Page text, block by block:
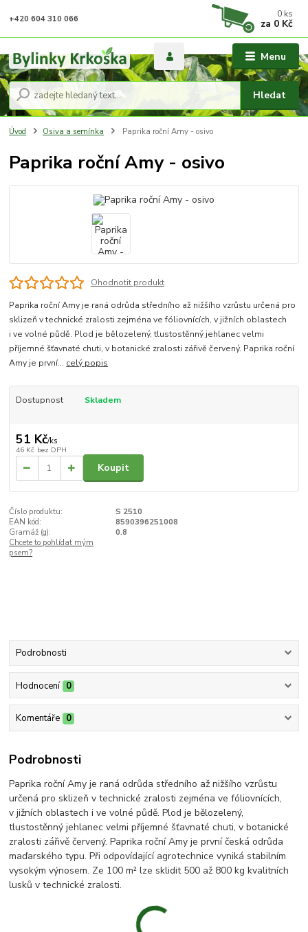
Menu
Hledat
+420 604 310 066 0 ks
za 0 Kč
Úvod Osiva a semínka Paprika roční Amy - osivo
Paprika roční Amy - osivo
Ohodnotit produkt
Paprika roční Amy je raná odrůda středního až nižšího vzrůstu určená pro
sklizeň v technické zralosti zejména ve fóliovnících, v jižních oblastech
i ve volné půdě. Plod je bělozelený, tlustostěnný jehlanec velmi
příjemné šťavnaté chuti, v botanické zralosti zářivě červený. Paprika roční
Amy je první... celý popis
Dostupnost Skladem
51 Kč/ks
46 Kč bez DPH
Koupit
Číslo produktu:
S 2510
EAN kód:
8590396251008
Gramáž (g):
0.8
Chcete to pohlídat mým
psem?
Podrobnosti
Hodnocení 0
Komentáře 0
Podrobnosti
Paprika roční Amy je raná odrůda středního až nižšího vzrůstu
určená pro sklizeň v technické zralosti zejména ve fóliovnících,
v jižních oblastech i ve volné půdě. Plod je bělozelený,
tlustostěnný jehlanec velmi příjemné šťavnaté chuti, v botanické
zralosti zářivě červený. Paprika roční Amy je první česká odrůda
maďarského typu. Při odpovídající agrotechnice vyniká stabilním
vysokým výnosem. Ze 100 m² lze sklidit 500 až 800 kg kvalitních
lusků v technické zralosti.